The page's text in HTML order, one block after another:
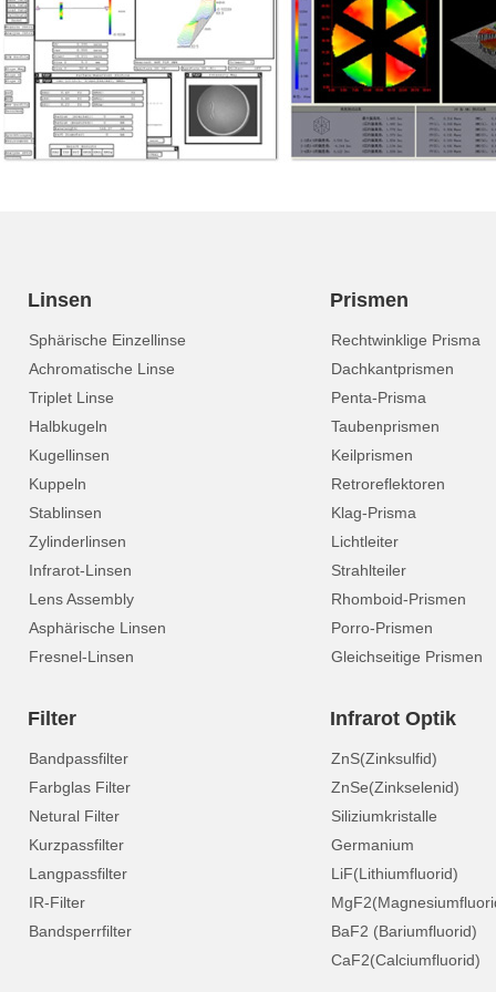
Linsen
Sphärische Einzellinse
Achromatische Linse
Triplet Linse
Halbkugeln
Kugellinsen
Kuppeln
Stablinsen
Zylinderlinsen
Infrarot-Linsen
Lens Assembly
Asphärische Linsen
Fresnel-Linsen
Prismen
Rechtwinklige Prisma
Dachkantprismen
Penta-Prisma
Taubenprismen
Keilprismen
Retroreflektoren
Klag-Prisma
Lichtleiter
Strahlteiler
Rhomboid-Prismen
Porro-Prismen
Gleichseitige Prismen
Filter
Bandpassfilter
Farbglas Filter
Netural Filter
Kurzpassfilter
Langpassfilter
IR-Filter
Bandsperrfilter
Infrarot Optik
ZnS(Zinksulfid)
ZnSe(Zinkselenid)
Siliziumkristalle
Germanium
LiF(Lithiumfluorid)
BaF2 (Bariumfluorid)
CaF2(Calciumfluorid)